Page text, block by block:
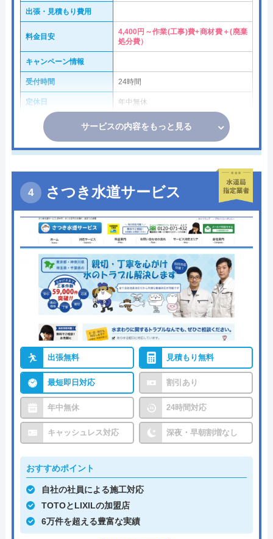
出張・見積もり費用
料金目安
4,400円～作業(工事)費+商材費＋(廃棄
処分費）
キャンペーン情報
受付時間 24時間
定休日 年中無休
サービスの内容をもっと見る
さつき水道サービス
出張無料 見積もり無料
最短即日対応 割引あり
年中無休 24時間対応
キャッシュレス対応 深夜・早朝割増なし
おすすめポイント
自社の社員による施工対応
TOTOとLIXILの加盟店
6万件を超える豊富な実績